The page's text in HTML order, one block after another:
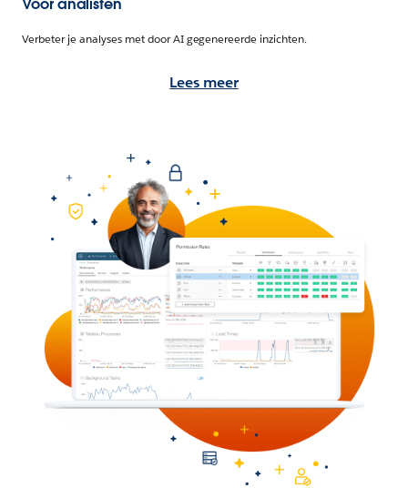
Verbeter je analyses met door AI gegenereerde inzichten.
Lees meer